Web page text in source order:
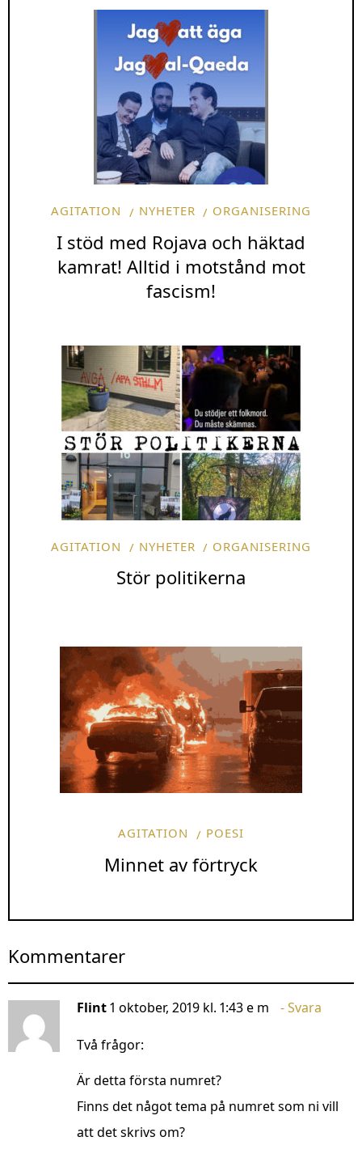
AGITATION NYHETER ORGANISERING
I stöd med Rojava och häktad
kamrat! Alltid i motstånd mot
fascism!
AGITATION NYHETER ORGANISERING
Stör politikerna
AGITATION POESI
Minnet av förtryck
Kommentarer
Flint1 oktober, 2019 kl. 1:43 e m Svara
Två frågor:
Är detta första numret?
Finns det något tema på numret som ni vill
att det skrivs om?